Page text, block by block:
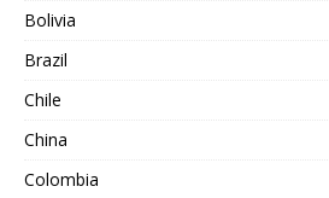
Bolivia
Brazil
Chile
China
Colombia